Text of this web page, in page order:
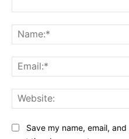
Save my name, email,